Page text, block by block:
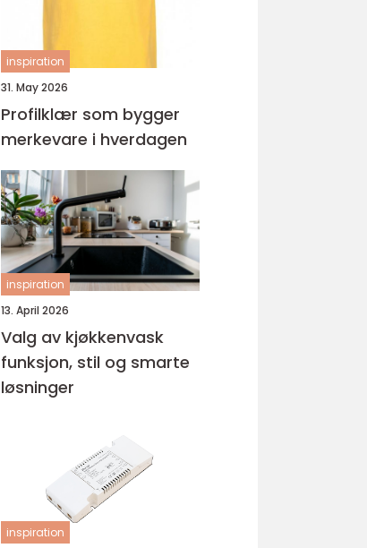
inspiration
31. May 2026
Profilklær som bygger
merkevare i hverdagen
inspiration
13. April 2026
Valg av kjøkkenvask
funksjon, stil og smarte
løsninger
inspiration